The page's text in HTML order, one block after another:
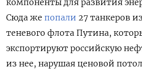
Сюда же попали 27 танкеров
теневого флота Путина,
экспортируют российскую
из нее, нарушая ценовой